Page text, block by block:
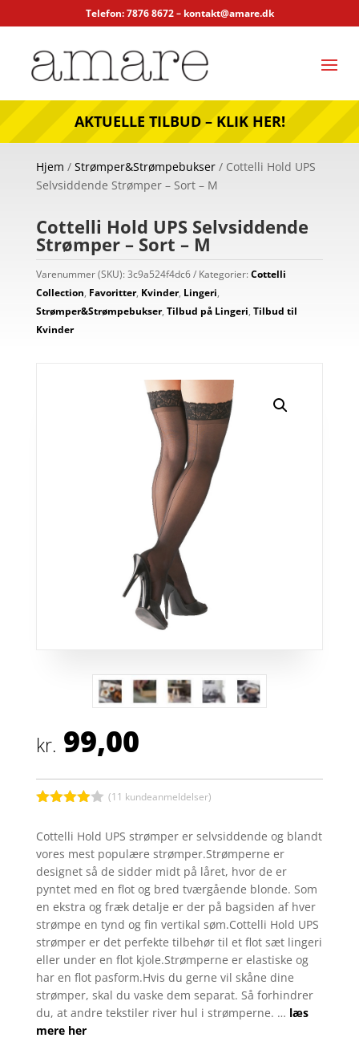
Telefon: 7876 8672 – kontakt@amare.dk
AKTUELLE TILBUD – KLIK HER!
Hjem / Strømper&Strømpebukser/ Cottelli Hold UPS
Selvsiddende Strømper – Sort – M
Cottelli Hold UPS Selvsiddende
Strømper – Sort – M
Varenummer (SKU):3c9a524f4dc6 Kategorier:Cottelli
Collection, Favoritter, Kvinder, Lingeri,
Strømper&Strømpebukser, Tilbud på Lingeri, Tilbud til
Kvinder
kr. 99,00
ud af 5
baseret
på
kundebed
ømmelse
r
(11 kundeanmeldelser)
Cottelli Hold UPS strømper er selvsiddende og blandt
vores mest populære strømper.Strømperne er
designet så de sidder midt på låret, hvor de er
pyntet med en flot og bred tværgående blonde. Som
en ekstra og fræk detalje er der på bagsiden af hver
strømpe en tynd og fin vertikal søm.Cottelli Hold UPS
strømper er det perfekte tilbehør til et flot sæt lingeri
eller under en flot kjole.Strømperne er elastiske og
har en flot pasform.Hvis du gerne vil skåne dine
strømper, skal du vaske dem separat. Så forhindrer
du, at andre tekstiler river hul i strømperne. … læs
mere her